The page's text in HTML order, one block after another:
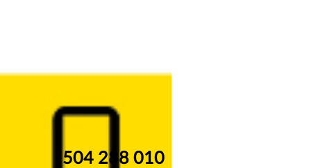
504 288 010